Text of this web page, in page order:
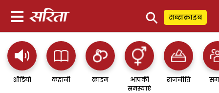
⚲ सब्सक्राइब
ऑडियो कहानी क्राइम
आपकी
समस्याएं
राजनीति